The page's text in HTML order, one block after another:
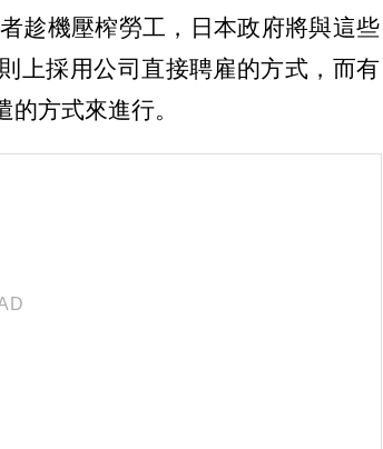
趁機壓榨勞工，日本政府將與這些
上採用公司直接聘雇的方式，而有
方式來進行。